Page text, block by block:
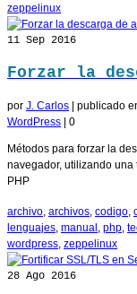
zeppelinux
11 Sep 2016
Forzar la
por J. Carlos publicado
WordPress
0
Métodos para forzar la
navegador, utilizando
PHP
archivo, archivos, codigo,
lenguajes, manual , php,
wordpress, zeppelinux
28 Ago 2016